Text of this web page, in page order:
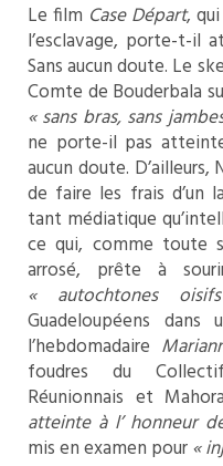
Le film Case Départ,
l’esclavage, porte-t-il
Sans aucun doute. Le
Comte de Bouderbala
« sans bras, sans
ne porte-il pas
aucun doute.
de faire les frais d’un
tant médiatique
ce qui, comme toute
arrosé, prête à
« autochtones
Guadeloupéens
l’hebdomadaire
foudres du
Réunionnais et
atteinte à l’ honneur
mis en examen pour«